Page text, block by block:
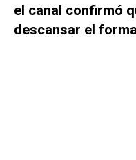
el canal confirmó
descansar el